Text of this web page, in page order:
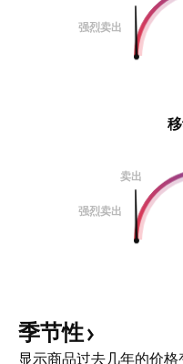
强烈卖出
卖出
强烈卖出
季节性
显示商品过去几年的价格